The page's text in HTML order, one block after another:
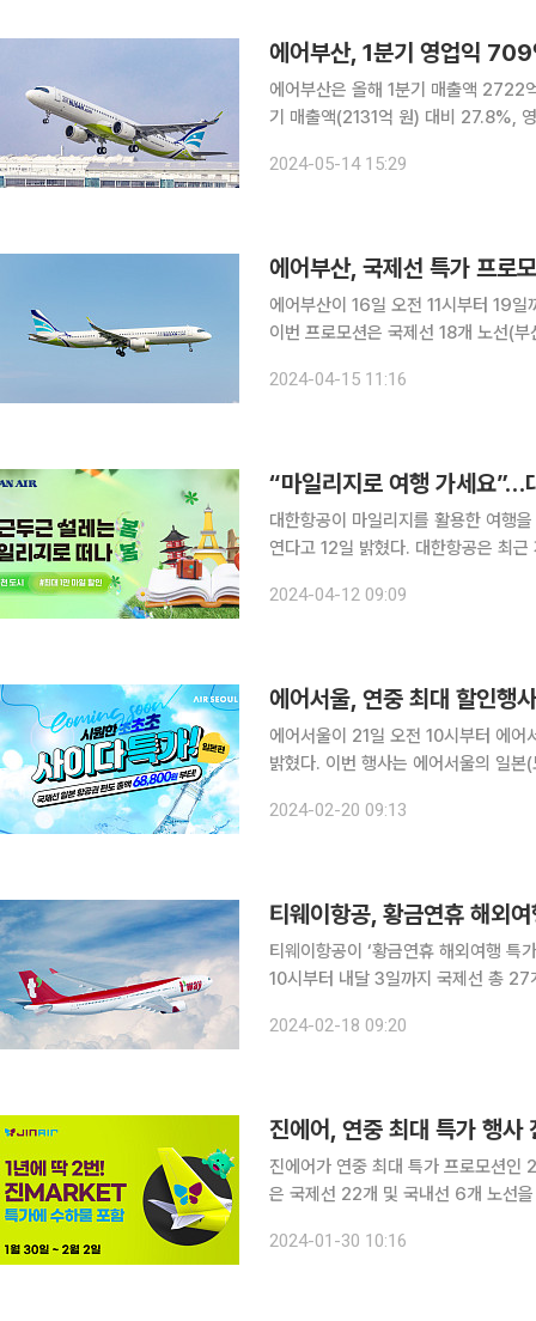
에어부산, 1분기 영업익
에어부산은 올해 1분기 매출액 2722억
기 매출액(2131억 원) 대비 27.8%,
거리 여객 수요가 올해 초까지
2024-05-14 15:29
에어부산, 국제선 특가 프
에어부산이 16일 오전 11시부터 19
이번 프로모션은 국제선 18개 노선(
카 7만9900원 △도쿄(나리타) 9만
2024-04-15 11:16
“마일리지로 여행 가세요”…
대한항공이 마일리지를 활용한 여행
연다고 12일 밝혔다. 대한항공은 최근 자사 홈페이지에 ‘두근두근 설레는 봄, 마일리지로 떠나 봄’
리 노선까지 마일리지 사용이 용이한
2024-04-12 09:09
에어서울, 연중 최대 할인
에어서울이 21일 오전 10시부터 에어
밝혔다. 이번 행사는 에어서울의 일본(도쿄·오사카·후쿠오카·다카마쓰·요나고)과 동남아(다낭·나트
을 높이기 위해 일본 노선은 21일, 동
2024-02-20 09:13
티웨이항공, 황금연휴 해외
티웨이항공이 ‘황금연휴 해외여행 특가 프로
10시부터 내달 3일까지 국제선 총
선착순 한정 초특가 운임 이벤트를 실
2024-02-18 09:20
진에어, 연중 최대 특가 행
진에어가 연중 최대 특가 프로모션인
은 국제선 22개 및 국내선 6개 노선
2024-01-30 10:16